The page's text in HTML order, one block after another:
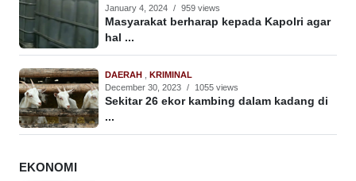
January 4, 2024 / 959 views
Masyarakat berharap kepada Kapolri agar
hal ...
DAERAH , KRIMINAL
December 30, 2023 / 1055 views
Sekitar 26 ekor kambing dalam kadang di
...
EKONOMI